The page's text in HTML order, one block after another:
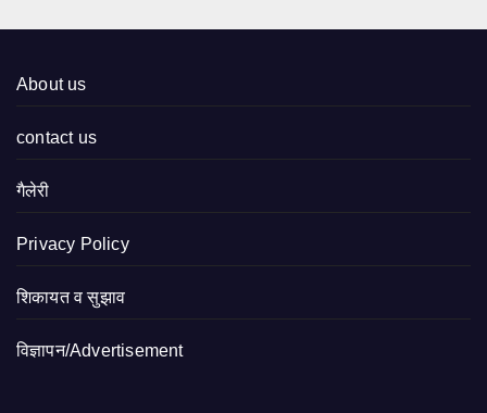
About us
contact us
गैलेरी
Privacy Policy
शिकायत व सुझाव
विज्ञापन/Advertisement